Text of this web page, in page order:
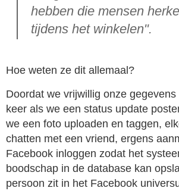
hebben die mensen
tijdens het winkelen".
Hoe weten ze dit allemaal?
Doordat we vrijwillig onze
keer als we een status update
we een foto uploaden en taggen,
chatten met een vriend, ergens
Facebook inloggen zodat het
boodschap in de database kan
persoon zit in het Facebook